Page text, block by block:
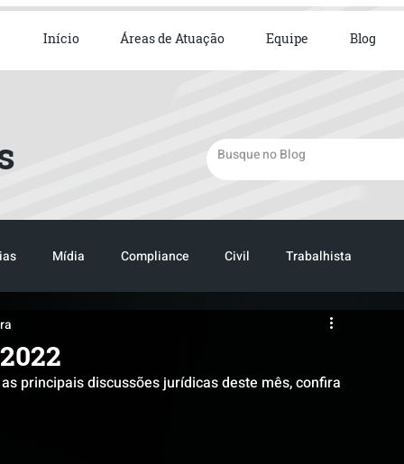
Início Áreas de Atuação Equipe Blog
Mídia Compliance Civil Trabalhista
LOGISTICA
principais discussões jurídicas deste mês, confira